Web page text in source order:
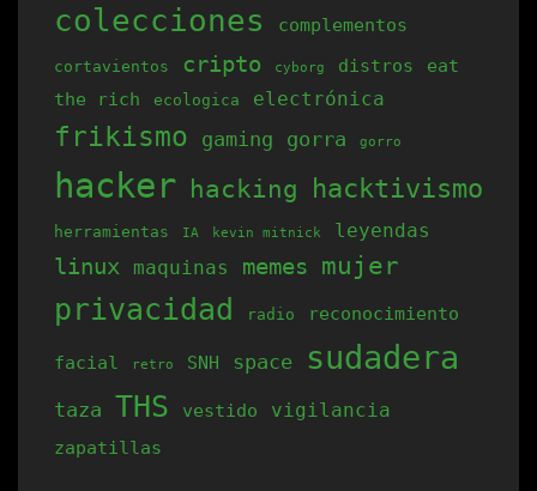
pueden
elegir
en
la
de
producto
colecciones complementos
cortavientos cripto cyborg distros
eat
the rich
ecologica electrónica
frikismo gaming gorra gorro
hacker hacking hacktivismo
herramientas IA kevin mitnick leyendas
linux maquinas memes mujer
privacidad radio reconocimiento
facial retro SNH space sudadera
taza THS vestido vigilancia
zapatillas